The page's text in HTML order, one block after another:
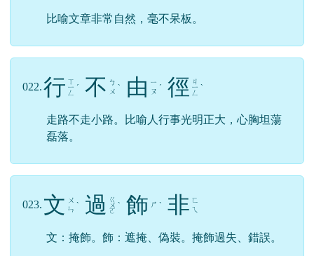
比喻文章非常自然，毫不呆板。
022.行 ㄒ
ㄧ
ㄥ
ˊ 不 ㄅ
ㄨ ˋ 由 ㄧ
ㄡ ˊ 徑 ㄐ
ㄧ
ㄥ
ˋ
走路不走小路。比喻人行事光明正大，心胸坦蕩
磊落。
023. 文 ㄨ
ㄣ ˋ 過 ㄍ
ㄨ
ㄛ
ˋ 飾 ㄕ ˋ 非 ㄈ
ㄟ
文：掩飾。飾：遮掩、偽裝。掩飾過失、錯誤。